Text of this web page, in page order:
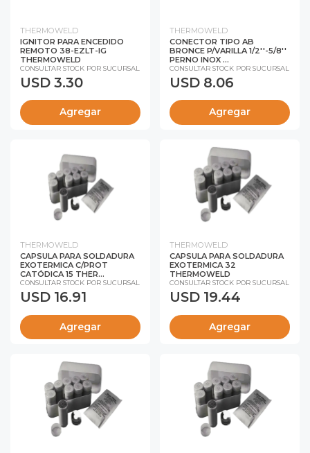
THERMOWELD
IGNITOR PARA ENCEDIDO
REMOTO 38-EZLT-IG
THERMOWELD
CONSULTAR STOCK POR SUCURSAL
USD 3.30
Agregar
THERMOWELD
CONECTOR TIPO AB
BRONCE P/VARILLA 1/2''-5/8''
PERNO INOX ...
CONSULTAR STOCK POR SUCURSAL
USD 8.06
Agregar
THERMOWELD
CAPSULA PARA SOLDADURA
EXOTERMICA C/PROT
CATÓDICA 15 THER...
CONSULTAR STOCK POR SUCURSAL
USD 16.91
Agregar
THERMOWELD
CAPSULA PARA SOLDADURA
EXOTERMICA 32
THERMOWELD
CONSULTAR STOCK POR SUCURSAL
USD 19.44
Agregar